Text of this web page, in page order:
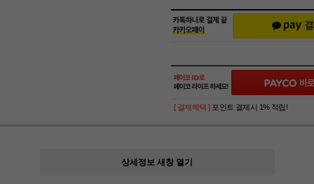
[ 결제혜택 ] 포인트 결제시 1% 적립!
상세정보 새창 열기